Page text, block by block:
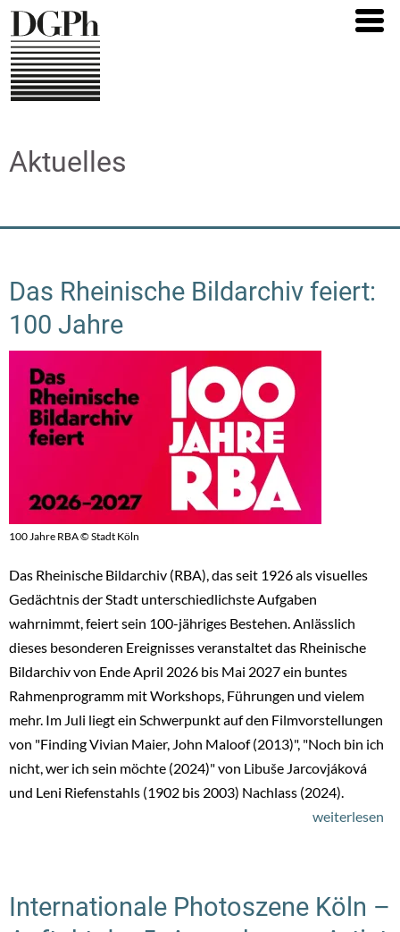
Direkt
zum
Inhalt
Aktuelles
Das Rheinische Bildarchiv feiert:
100 Jahre
100 Jahre RBA © Stadt Köln
Das Rheinische Bildarchiv (RBA), das seit 1926 als visuelles
Gedächtnis der Stadt unterschiedlichste Aufgaben
wahrnimmt, feiert sein 100-jähriges Bestehen. Anlässlich
dieses besonderen Ereignisses veranstaltet das Rheinische
Bildarchiv von Ende April 2026 bis Mai 2027 ein buntes
Rahmenprogramm mit Workshops, Führungen und vielem
mehr. Im Juli liegt ein Schwerpunkt auf den Filmvorstellungen
von "Finding Vivian Maier, John Maloof (2013)", "Noch bin ich
nicht, wer ich sein möchte (2024)" von Libuše Jarcovjáková
und Leni Riefenstahls (1902 bis 2003) Nachlass (2024).
weiterlesen
Internationale Photoszene Köln –